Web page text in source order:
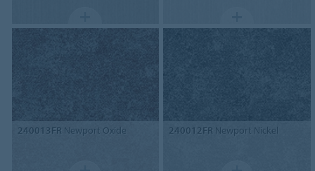
240013FR Newport Oxide 240012FR Newport Nickel